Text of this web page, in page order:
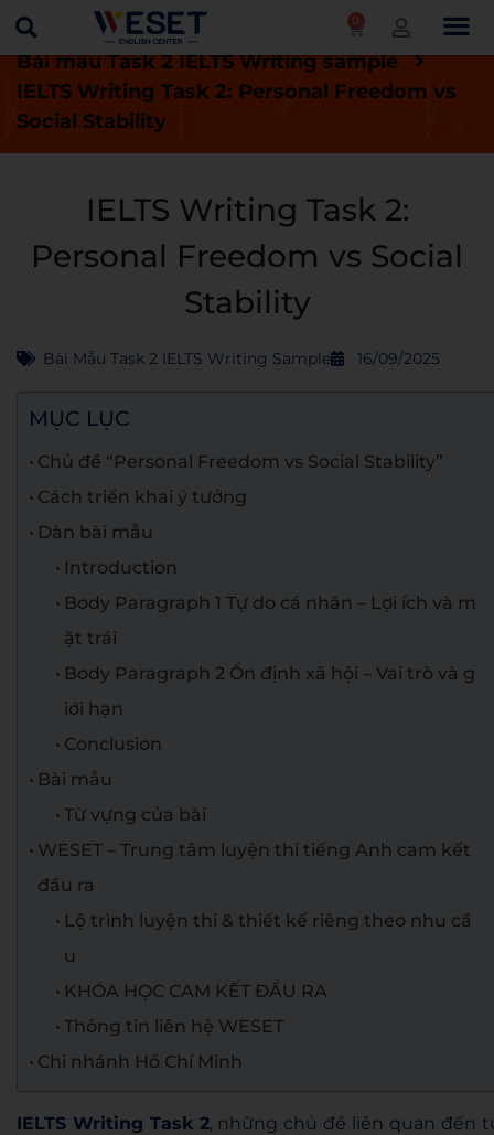
0
Trang chủ Blog
Bài thi IELTS mẫu
Bài mẫu Task 2 IELTS Writing sample
IELTS Writing Task 2: Personal Freedom vs
Social Stability
IELTS Writing Task 2:
Personal Freedom vs Social
Stability
Bài Mẫu Task 2 IELTS Writing Sample 16/09/2025
MỤC LỤC
Chủ đề “Personal Freedom vs Social Stability”
Cách triển khai ý tưởng
Dàn bài mẫu
Introduction
Body Paragraph 1 Tự do cá nhân – Lợi ích và m
ặt trái
Body Paragraph 2 Ổn định xã hội – Vai trò và g
iới hạn
Conclusion
Bài mẫu
Từ vựng của bài
WESET – Trung tâm luyện thi tiếng Anh cam kết
đầu ra
Lộ trình luyện thi & thiết kế riêng theo nhu cầ
u
KHÓA HỌC CAM KẾT ĐẦU RA
Thông tin liên hệ WESET
Chi nhánh Hồ Chí Minh
IELTS Writing Task 2, những chủ đề liên quan đến